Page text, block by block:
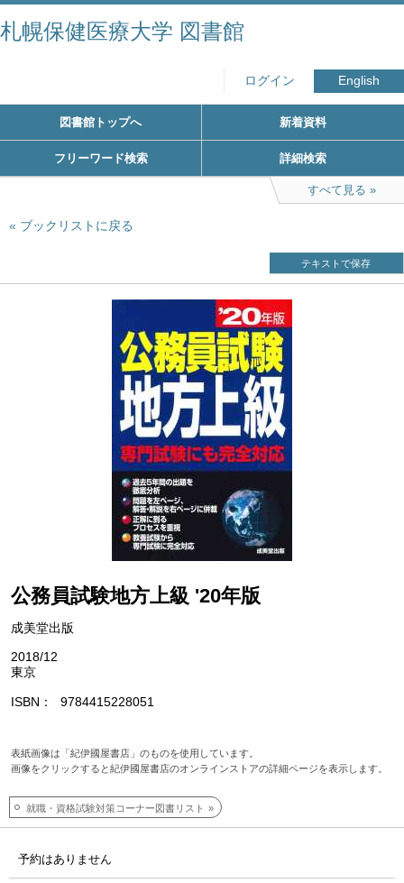
札幌保健医療大学 図書館
ログイン English
図書館トップへ 新着資料
フリーワード検索 詳細検索
すべて見る
ブックリストに戻る
テキストで保存
公務員試験地方上級 '20年版
成美堂出版
2018/12
東京
ISBN 9784415228051
表紙画像は「紀伊國屋書店」のものを使用しています。
画像をクリックすると紀伊國屋書店のオンラインストアの詳細ページを表示します。
就職・資格試験対策コーナー図書リスト
予約はありません